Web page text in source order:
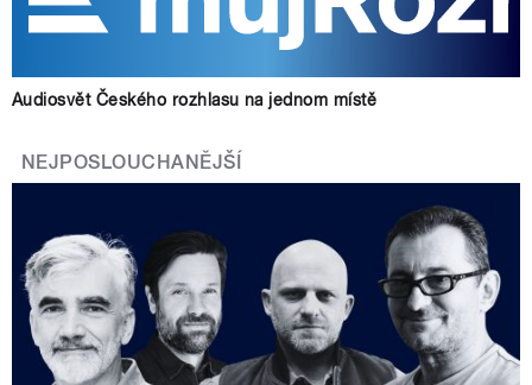
Audiosvět Českého rozhlasu na jednom místě
NEJPOSLOUCHANĚJŠÍ